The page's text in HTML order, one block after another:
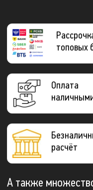
топовых
Оплата
расчёт
А также